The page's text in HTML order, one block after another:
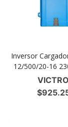
Inversor
12/500/20-16
$